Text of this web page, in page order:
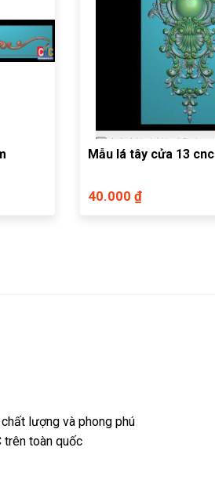
Mẫu lá tây cửa 13 cnc
40.000 ₫
lượng và phong phú
trên toàn quốc